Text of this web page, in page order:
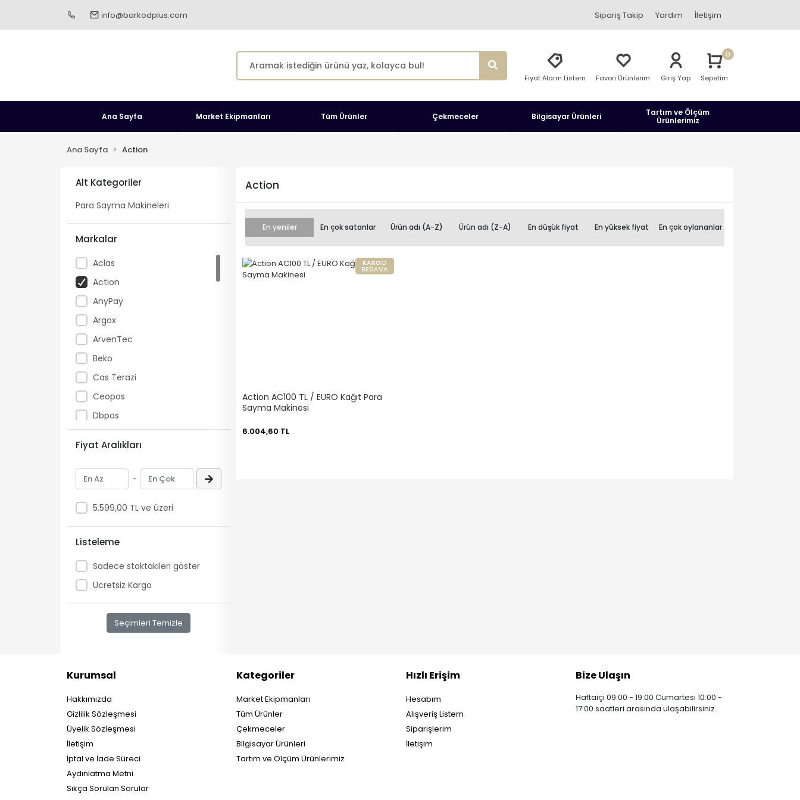
info@barkodplus.com Sipariş Takip Yardım İletişim
Fiyat Alarm Listem Favori Ürünlerim Giriş Yap Sepetim
0
Ana Sayfa Market Ekipmanları Tüm Ürünler Çekmeceler Bilgisayar Ürünleri
Tartım ve Ölçüm
Ürünlerimiz
Ana Sayfa Action
Alt Kategoriler
Para Sayma Makineleri
Markalar
Aclas
Action
AnyPay
Argox
ArvenTec
Beko
Cas Terazi
Ceopos
Dbpos
Digitus
Draytek
DrBarkod.Com
Elzab
Enpos
Frisby
Glory
Henex
I m Samart
İngenico
KDT
Koddata
Newland
Fiyat Aralıkları
-
5.599,00 TL ve üzeri
Listeleme
Sadece stoktakileri göster
Ücretsiz Kargo
Seçimleri Temizle
Action
En yeniler En çok satanlar Ürün adı (A-Z) Ürün adı (Z-A) En düşük fiyat En yüksek fiyat En çok oylananlar
KARGO
BEDAVA
Action AC100 TL / EURO Kağıt Para
Sayma Makinesi
6.004,60 TL
Kurumsal
Hakkımızda
Gizlilik Sözleşmesi
Üyelik Sözleşmesi
İletişim
İptal ve İade Süreci
Aydınlatma Metni
Sıkça Sorulan Sorular
Kategoriler
Market Ekipmanları
Tüm Ürünler
Çekmeceler
Bilgisayar Ürünleri
Tartım ve Ölçüm Ürünlerimiz
Hızlı Erişim
Hesabım
Alışveriş Listem
Siparişlerim
İletişim
Bize Ulaşın
Haftaiçi 09:00 - 19:00 Cumartesi 10:00 -
17:00 saatleri arasında ulaşabilirsiniz.